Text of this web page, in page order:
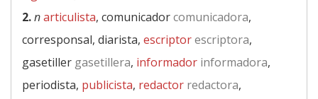
2.narticulista, comunicadorcomunicadora,
corresponsal, diarista, escriptorescriptora,
gasetiller gasetillera, informador informadora,
periodista, publicista, redactor redactora,